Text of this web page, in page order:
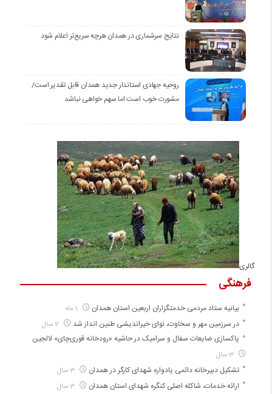
نتایج سرشماری در همدان هرچه سریع‌تر اعلام شود
روحیه جهادی استاندار جدید همدان قابل تقدیر است/
مشورت خوب است اما سهم خواهی نباشد
گالری
فرهنگی
بیانیه ستاد مردمی خدمتگزاران اربعین استان همدان
در سرزمین مهر و سخاوت، نوای خیراندیشی طنین انداز شد
پاکسازی ضایعات سفال و سرامیک در حاشیه «رودخانه قوری‌چای» لالجین
3 سال
تشکیل دبیرخانه دائمی یادواره شهدای کارگر در همدان 3 سال
ارائه خدمات، شاکله اصلی کنگره شهدای استان همدان 3 سال